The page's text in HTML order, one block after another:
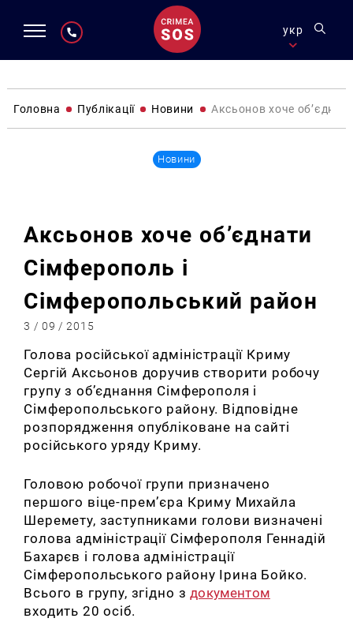
укр
Головна Публікації Новини Аксьонов хоче
Новини
Аксьонов хоче об’єднати
Сімферополь і
Сімферопольський район
3 / 09 / 2015
Голова російської адміністрації Криму
Сергій Аксьонов доручив створити робочу
групу з об’єднання Сімферополя і
Сімферопольського району. Відповідне
розпорядження опубліковане на сайті
російського уряду Криму.
Головою робочої групи призначено
першого віце-прем’єра Криму Михайла
Шеремету, заступниками голови визначені
голова адміністрації Сімферополя Геннадій
Бахарєв і голова адміністрації
Сімферопольського району Ірина Бойко.
Всього в групу, згідно здокументом
входить 20 осіб.